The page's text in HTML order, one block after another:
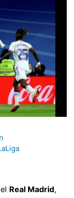
Real Madrid,